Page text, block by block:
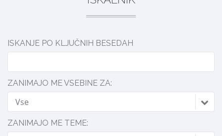
ISKANJE PO KLJUČNIH BESEDAH
ZANIMAJO ME VSEBINE ZA:
Vse
ZANIMAJO ME TEME: